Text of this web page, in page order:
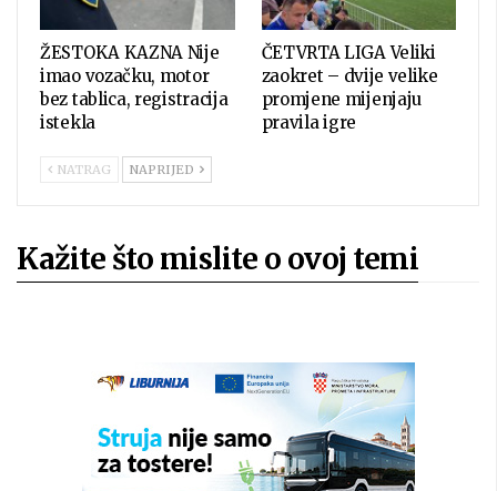
ŽESTOKA KAZNA Nije
imao vozačku, motor
bez tablica, registracija
istekla
ČETVRTA LIGA Veliki
zaokret – dvije velike
promjene mijenjaju
pravila igre
NATRAG NAPRIJED
Kažite što mislite o ovoj temi